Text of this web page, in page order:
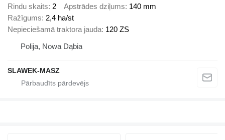
Rindu skaits 2 Apstrādes dziļums 140 mm
Ražīgums 2,4 ha/st
Nepieciešamā traktora jauda 120 ZS
Polija, Nowa Dąbia
SLAWEK-MASZ